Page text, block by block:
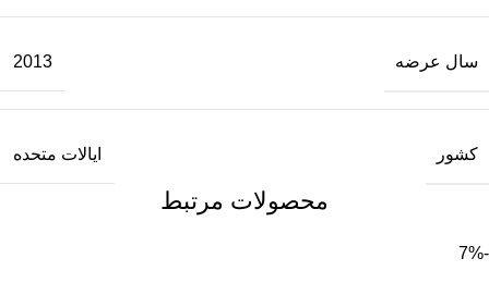
سال عرضه 2013
کشور ایالات متحده
محصولات مرتبط
-7%